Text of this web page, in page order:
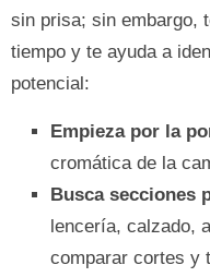
sin prisa; sin embargo,
tiempo y te ayuda a
potencial:
Empieza por la
cromática de la
Busca secciones
lencería, calzado,
comparar cortes y